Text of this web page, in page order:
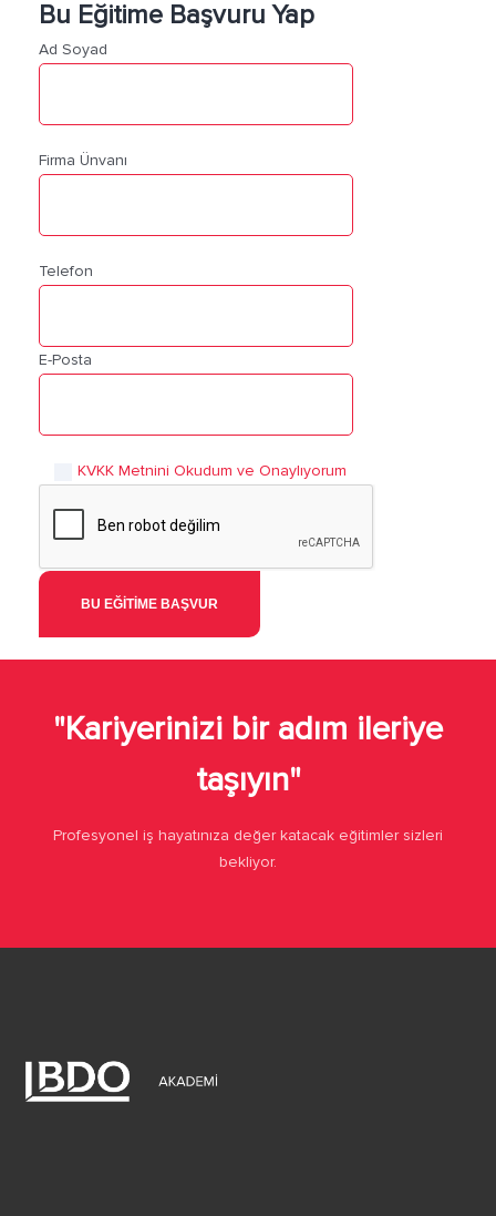
Bu Eğitime Başvuru Yap
Ad Soyad
Firma Ünvanı
Telefon
E-Posta
KVKK Metnini Okudum ve Onaylıyorum
"Kariyerinizi bir adım ileriye
taşıyın"
Profesyonel iş hayatınıza değer katacak eğitimler sizleri
bekliyor.